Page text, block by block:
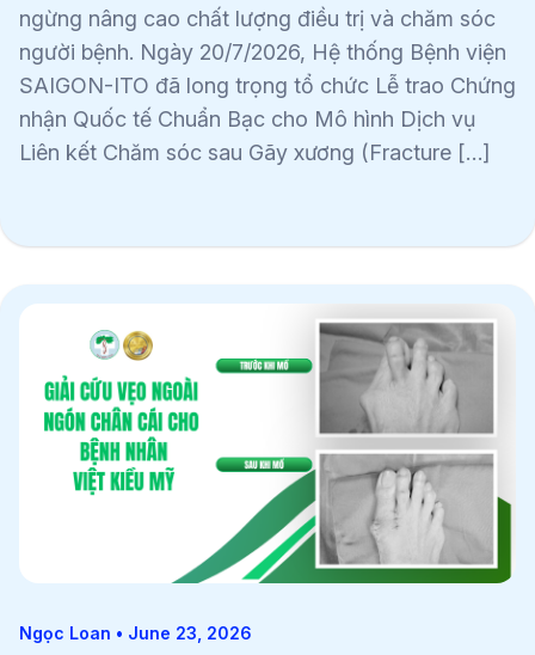
ngừng nâng cao chất lượng điều trị và chăm sóc
người bệnh. Ngày 20/7/2026, Hệ thống Bệnh viện
SAIGON-ITO đã long trọng tổ chức Lễ trao Chứng
nhận Quốc tế Chuẩn Bạc cho Mô hình Dịch vụ
Liên kết Chăm sóc sau Gãy xương (Fracture […]
Ngọc Loan • June 23, 2026